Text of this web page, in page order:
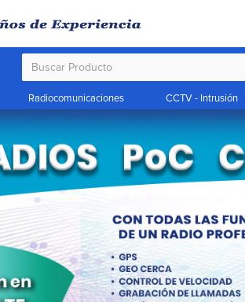
Radiocomunicaciones CCTV - Intrusión